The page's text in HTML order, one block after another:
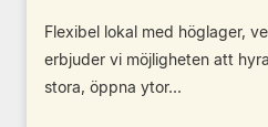
Flexibel lokal med höglager,
erbjuder vi möjligheten att
stora, öppna ytor...